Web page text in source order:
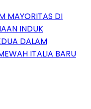
MAYORITAS DI
INDUK
DALAM
ITALIA BARU